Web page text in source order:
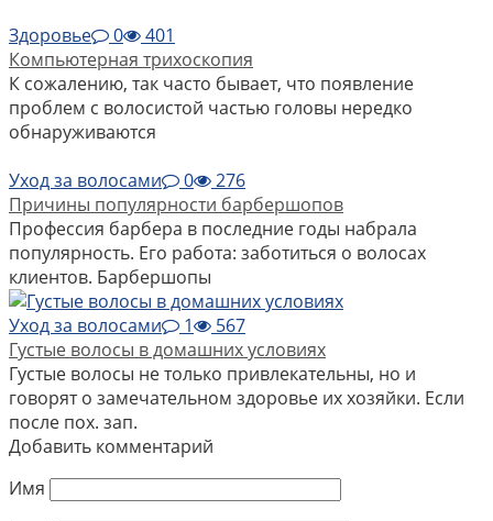
Здоровье
0
401
Компьютерная трихоскопия
К сожалению, так часто бывает, что появление
проблем с волосистой частью головы нередко
обнаруживаются
Уход за волосами
0
276
Причины популярности барбершопов
Профессия барбера в последние годы набрала
популярность. Его работа: заботиться о волосах
клиентов. Барбершопы
Уход за волосами
1
567
Густые волосы в домашних условиях
Густые волосы не только привлекательны, но и
говорят о замечательном здоровье их хозяйки. Если
после пох. зап.
Добавить комментарий
Имя